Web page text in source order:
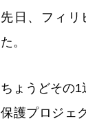
先日、フィリ
た。
ちょうどその
保護プロジェ